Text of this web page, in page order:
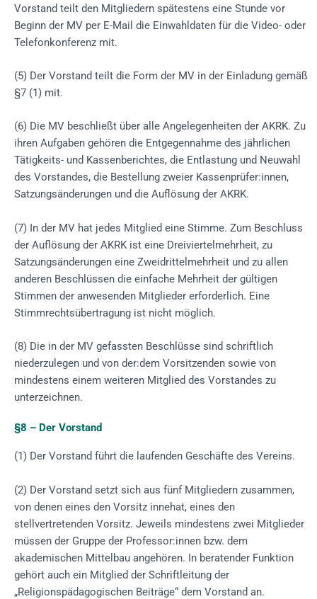
Vorstand teilt den Mitgliedern spätestens eine Stunde vor
Beginn der MV per E-Mail die Einwahldaten für die Video- oder
Telefonkonferenz mit.
(5) Der Vorstand teilt die Form der MV in der Einladung gemäß
§7 (1) mit.
(6) Die MV beschließt über alle Angelegenheiten der AKRK. Zu
ihren Aufgaben gehören die Entgegennahme des jährlichen
Tätigkeits- und Kassenberichtes, die Entlastung und Neuwahl
des Vorstandes, die Bestellung zweier Kassenprüfer:innen,
Satzungsänderungen und die Auflösung der AKRK.
(7) In der MV hat jedes Mitglied eine Stimme. Zum Beschluss
der Auflösung der AKRK ist eine Dreiviertelmehrheit, zu
Satzungsänderungen eine Zweidrittelmehrheit und zu allen
anderen Beschlüssen die einfache Mehrheit der gültigen
Stimmen der anwesenden Mitglieder erforderlich. Eine
Stimmrechtsübertragung ist nicht möglich.
(8) Die in der MV gefassten Beschlüsse sind schriftlich
niederzulegen und von der:dem Vorsitzenden sowie von
mindestens einem weiteren Mitglied des Vorstandes zu
unterzeichnen.
§8 – Der Vorstand
(1) Der Vorstand führt die laufenden Geschäfte des Vereins.
(2) Der Vorstand setzt sich aus fünf Mitgliedern zusammen,
von denen eines den Vorsitz innehat, eines den
stellvertretenden Vorsitz. Jeweils mindestens zwei Mitglieder
müssen der Gruppe der Professor:innen bzw. dem
akademischen Mittelbau angehören. In beratender Funktion
gehört auch ein Mitglied der Schriftleitung der
„Religionspädagogischen Beiträge“ dem Vorstand an.